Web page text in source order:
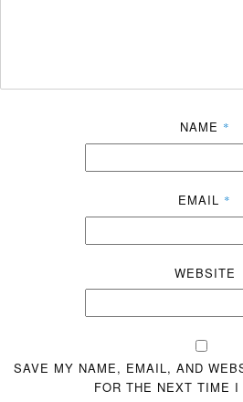
NAME *
EMAIL *
WEBSITE
SAVE MY NAME, EMAIL, AND
FOR THE NEXT TIME I